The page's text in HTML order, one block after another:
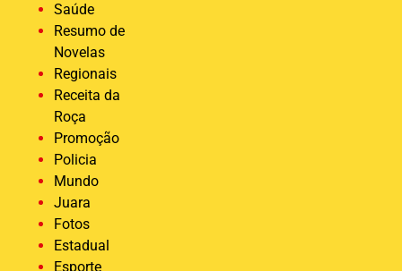
Saúde
Resumo de
Novelas
Regionais
Receita da
Roça
Promoção
Policia
Mundo
Juara
Fotos
Estadual
Esporte